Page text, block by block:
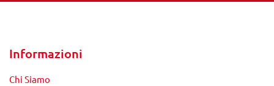
Informazioni
Chi Siamo